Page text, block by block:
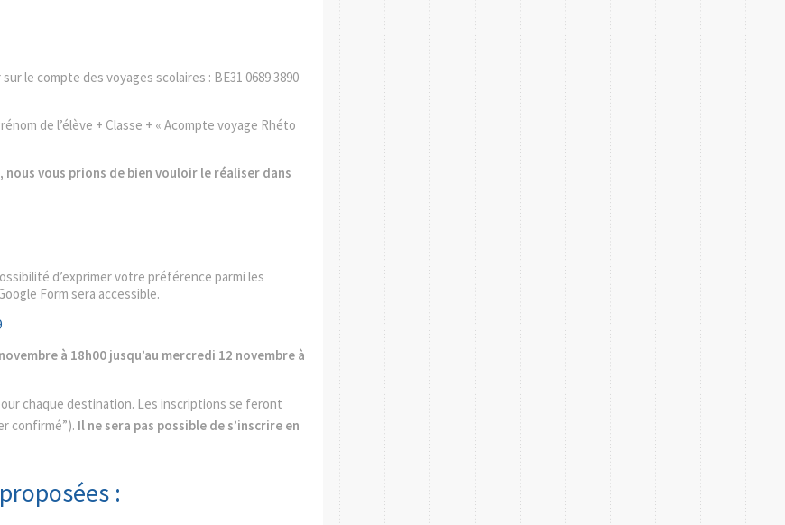
le compte des voyages scolaires : BE31 0689 3890
de l’élève + Classe + « Acompte voyage Rhéto
nous vous prions de bien vouloir le réaliser dans
d’exprimer votre préférence parmi les
Form sera accessible.
à 18h00 jusqu’au mercredi 12 novembre à
chaque destination. Les inscriptions se feront
confirmé”). Il ne sera pas possible de s’inscrire en
: